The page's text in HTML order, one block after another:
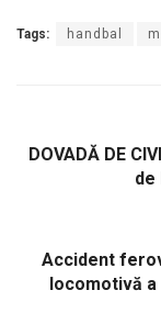
Tags: handbal
DOVADĂ DE
de
Accident
locomotivă